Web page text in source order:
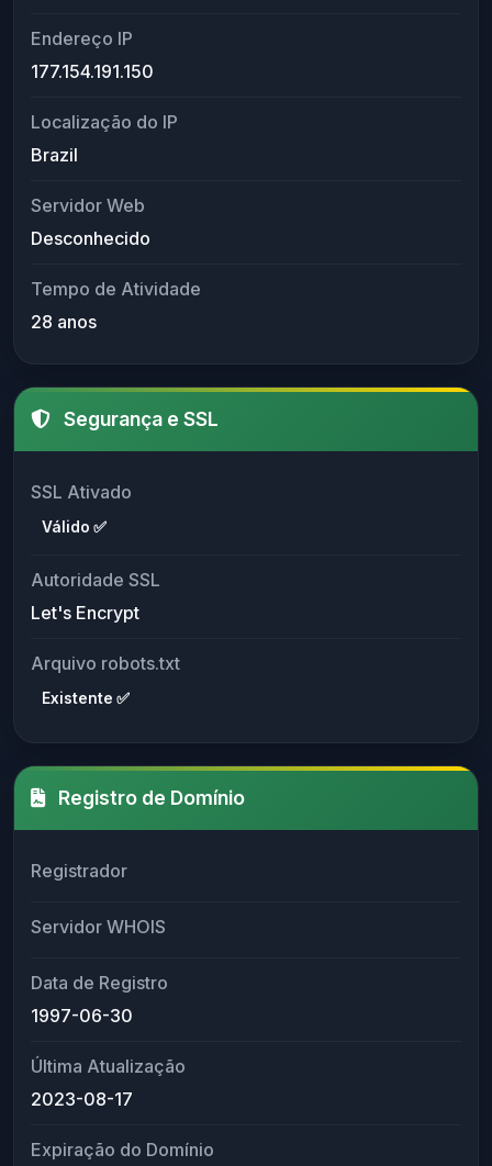
Endereço IP
177.154.191.150
Localização do IP
Brazil
Servidor Web
Desconhecido
Tempo de Atividade
28 anos
Segurança e SSL
SSL Ativado
Válido ✅
Autoridade SSL
Let's Encrypt
Arquivo robots.txt
Existente ✅
Registro de Domínio
Registrador
Servidor WHOIS
Data de Registro
1997-06-30
Última Atualização
2023-08-17
Expiração do Domínio